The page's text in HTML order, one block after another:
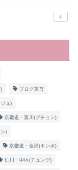
4
ブログ運営
ュ)
京畿道・富川(プチョン)
)
京畿道・金浦(キンポ)
仁川・中区(チュング)